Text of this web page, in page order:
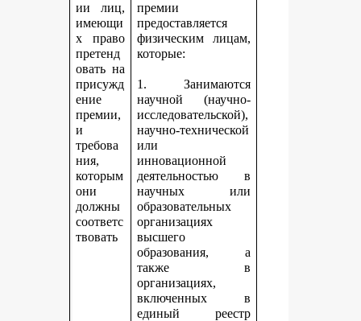
ии лиц,
имеющи
х право
претенд
овать на
присужд
ение
премии,
и
требова
ния,
которым
они
должны
соответс
твовать
премии
предоставляется
физическим лицам,
которые:
1. Занимаются
научной (научно-
исследовательской),
научно-технической
или
инновационной
деятельностью в
научных или
образовательных
организациях
высшего
образования, а
также в
организациях,
включенных в
единый реестр